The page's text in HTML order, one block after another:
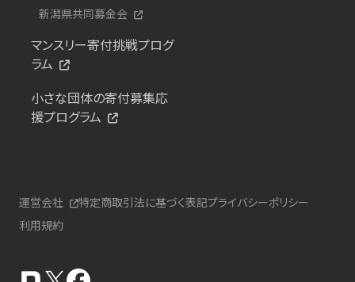
新潟県共同募金会
マンスリー寄付挑戦プログ
ラム
小さな団体の寄付募集応
援プログラム
運営会社 特定商取引法に基づく表記プライバシーポリシー
利用規約